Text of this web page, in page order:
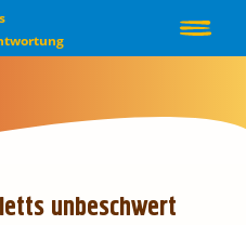
User
unbeschwert